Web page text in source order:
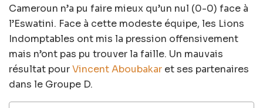
Cameroun n’a pu faire mieux qu’un nul (0-0) face à
l’Eswatini. Face à cette modeste équipe, les Lions
Indomptables ont mis la pression offensivement
mais n’ont pas pu trouver la faille. Un mauvais
résultat pourVincent Aboubakar et ses partenaires
dans le Groupe D.